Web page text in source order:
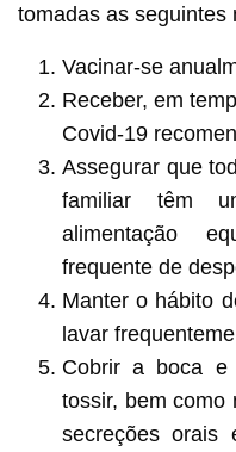
tomadas as seguintes
Vacinar-se
Receber, em
Covid-19
Assegurar que
familiar têm
alimentação
frequente de
Manter o hábito
lavar
Cobrir a boca e
tossir, bem como
secreções orais